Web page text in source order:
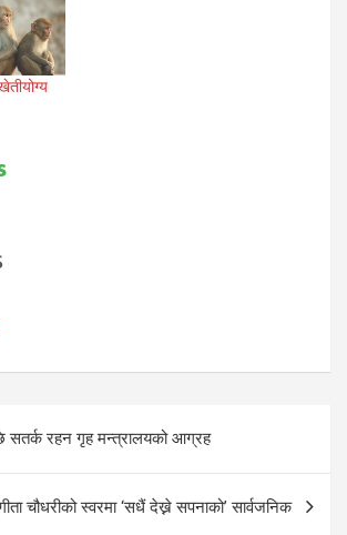
सतर्क रहन गृह मन्त्रालयको आग्रह
चौधरीको स्वरमा ‘सधैं देख्ने सपनाको’ सार्वजनिक